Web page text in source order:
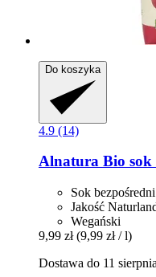
Do koszyka
4.9 (14)
Alnatura Bio
Sok bezpośredni
Jakość
Wegański
9,99 zł (9,99 zł / l)
Dostawa do 11 sierpnia